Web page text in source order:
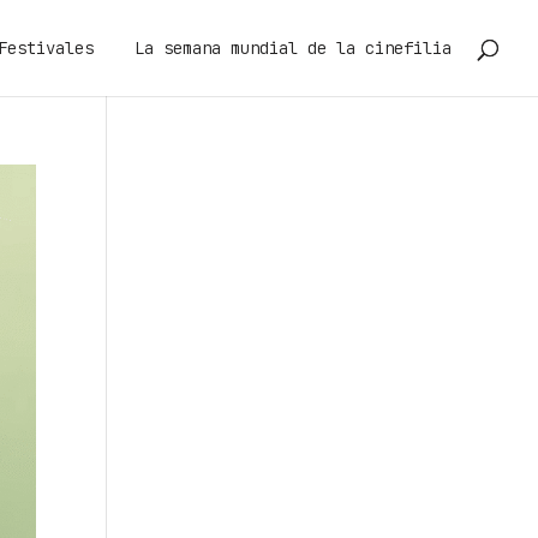
La semana mundial de la cinefilia